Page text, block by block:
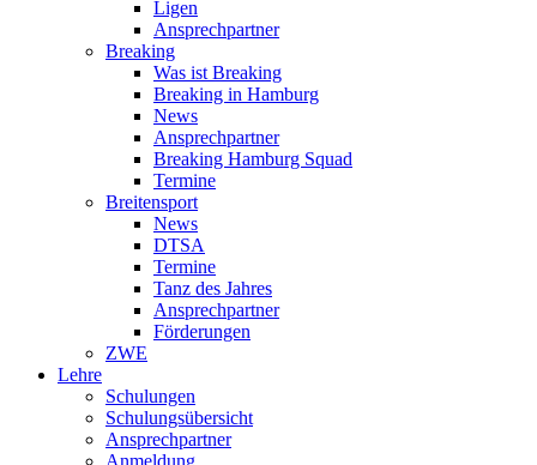
Ligen
Ansprechpartner
Breaking
Was ist Breaking
Breaking in Hamburg
News
Ansprechpartner
Breaking Hamburg Squad
Termine
Breitensport
News
DTSA
Termine
Tanz des Jahres
Ansprechpartner
Förderungen
ZWE
Lehre
Schulungen
Schulungsübersicht
Ansprechpartner
Anmeldung